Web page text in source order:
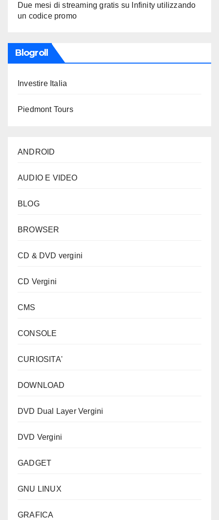
Due mesi di streaming gratis su Infinity utilizzando
un codice promo
Blogroll
Investire Italia
Piedmont Tours
ANDROID
AUDIO E VIDEO
BLOG
BROWSER
CD & DVD vergini
CD Vergini
CMS
CONSOLE
CURIOSITA'
DOWNLOAD
DVD Dual Layer Vergini
DVD Vergini
GADGET
GNU LINUX
GRAFICA